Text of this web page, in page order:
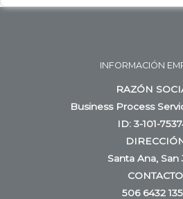
INFORMACIÓN
RAZÓN
Business Process
ID: 3-101-
Santa Ana, San
CONTACTO
506 6432